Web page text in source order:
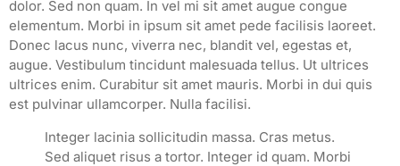
dolor. Sed non quam. In vel mi sit amet augue congue
elementum. Morbi in ipsum sit amet pede facilisis laoreet.
Donec lacus nunc, viverra nec, blandit vel, egestas et,
augue. Vestibulum tincidunt malesuada tellus. Ut ultrices
ultrices enim. Curabitur sit amet mauris. Morbi in dui quis
est pulvinar ullamcorper. Nulla facilisi.
Integer lacinia sollicitudin massa. Cras metus.
Sed aliquet risus a tortor. Integer id quam. Morbi